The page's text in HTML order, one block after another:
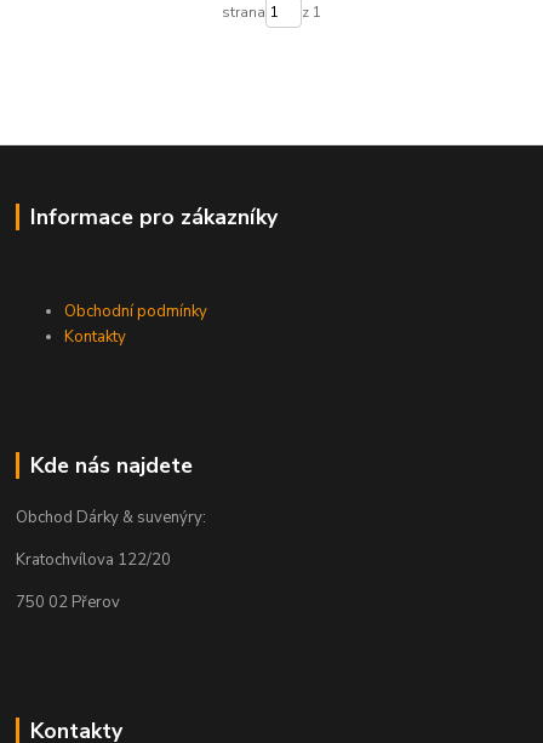
strana z 1
Informace pro zákazníky
Obchodní podmínky
Kontakty
Kde nás najdete
Obchod Dárky & suvenýry:
Kratochvílova 122/20
750 02 Přerov
Kontakty